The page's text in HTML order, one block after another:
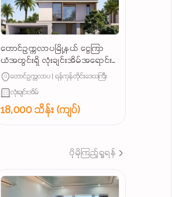
တောင်ဥက္ကလာပမြို့နယ် ​ငွေကြာ
ယံအတွင်းရှိ လုံးချင်းအိမ်အ​ရောင်း/
Landed House for Sale South
Yangon/
တောင်ဥက္ကလာပ | ရန်ကုန်တိုင်းဒေသကြီး
လုံးချင်းအိမ်
18,000 သိန်း (ကျပ်)
ပိုမိုကြည့်ရှုရန်